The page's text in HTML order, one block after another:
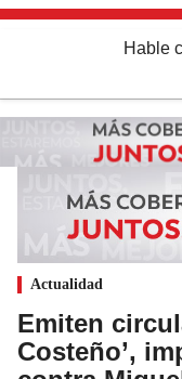
Hable
Actualidad
Emiten
Costeño’,